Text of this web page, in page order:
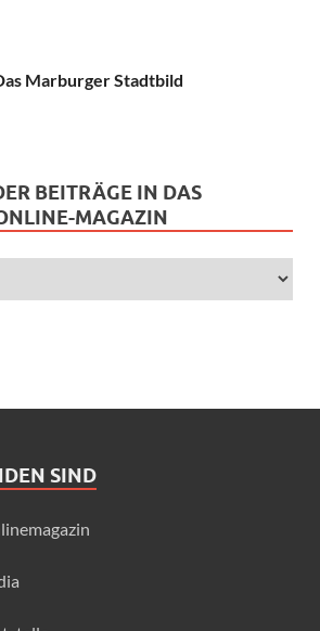
Marburger Stadtbild
BEITRÄGE IN DAS
MAGAZIN
SIND